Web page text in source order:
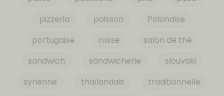
pizzeria
poisson
Polonaise
portugaise
russe
salon de thé
sandwich
sandwicherie
slouvaki
syrienne
thaïlandais
traditionnelle